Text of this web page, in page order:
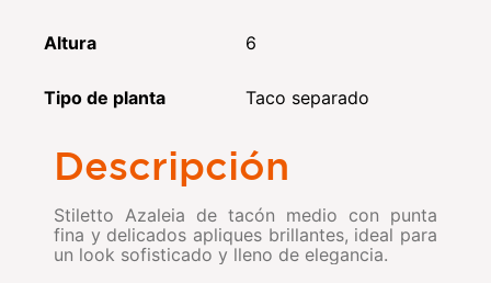
Altura 6
Tipo de planta Taco separado
Descripción
Stiletto Azaleia de tacón medio con punta
fina y delicados apliques brillantes, ideal para
un look sofisticado y lleno de elegancia.